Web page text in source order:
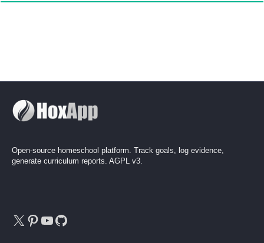
Open-source homeschool platform. Track goals, log evidence,
generate curriculum reports. AGPL v3.
X Pinterest
YouTube
GitHub